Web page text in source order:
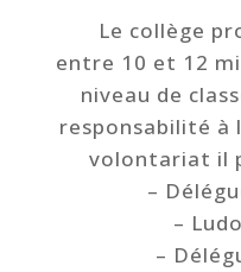
Le collège
entre 10 et 12
niveau de
responsabilité à
volontariat il
–
–
–